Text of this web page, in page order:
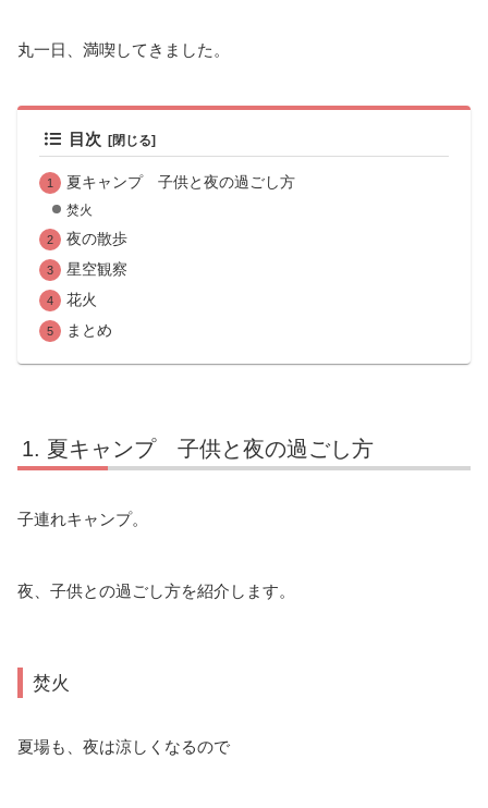
丸一日、満喫してきました。
目次
夏キャンプ 子供と夜の過ごし方
焚火
夜の散歩
星空観察
花火
まとめ
夏キャンプ 子供と夜の過ごし方
子連れキャンプ。
夜、子供との過ごし方を紹介します。
焚火
夏場も、夜は涼しくなるので